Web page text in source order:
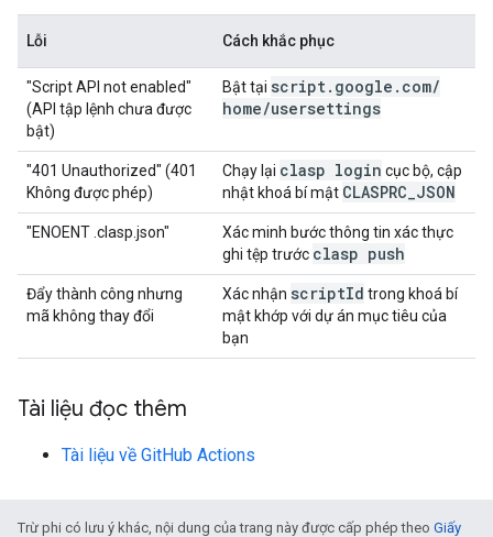
Lỗi Cách khắc phục
"Script API not enabled"
(API tập lệnh chưa được
bật)
Bật tại script. google . com/
home/usersettings
"401 Unauthorized" (401
Không được phép)
Chạy lại clasp login cục bộ, cập
nhật khoá bí mật CLASPRC JSON
"ENOENT .clasp.json"
Xác minh bước thông tin xác thực
ghi tệp trước clasp push
Đẩy thành công nhưng
mã không thay đổi
Xác nhận scriptId trong khoá bí
mật khớp với dự án mục tiêu của
bạn
Tài liệu đọc thêm
Tài liệu về GitHub Actions
Trừ phi có lưu ý khác, nội dung của trang này được cấp phép theo Giấy